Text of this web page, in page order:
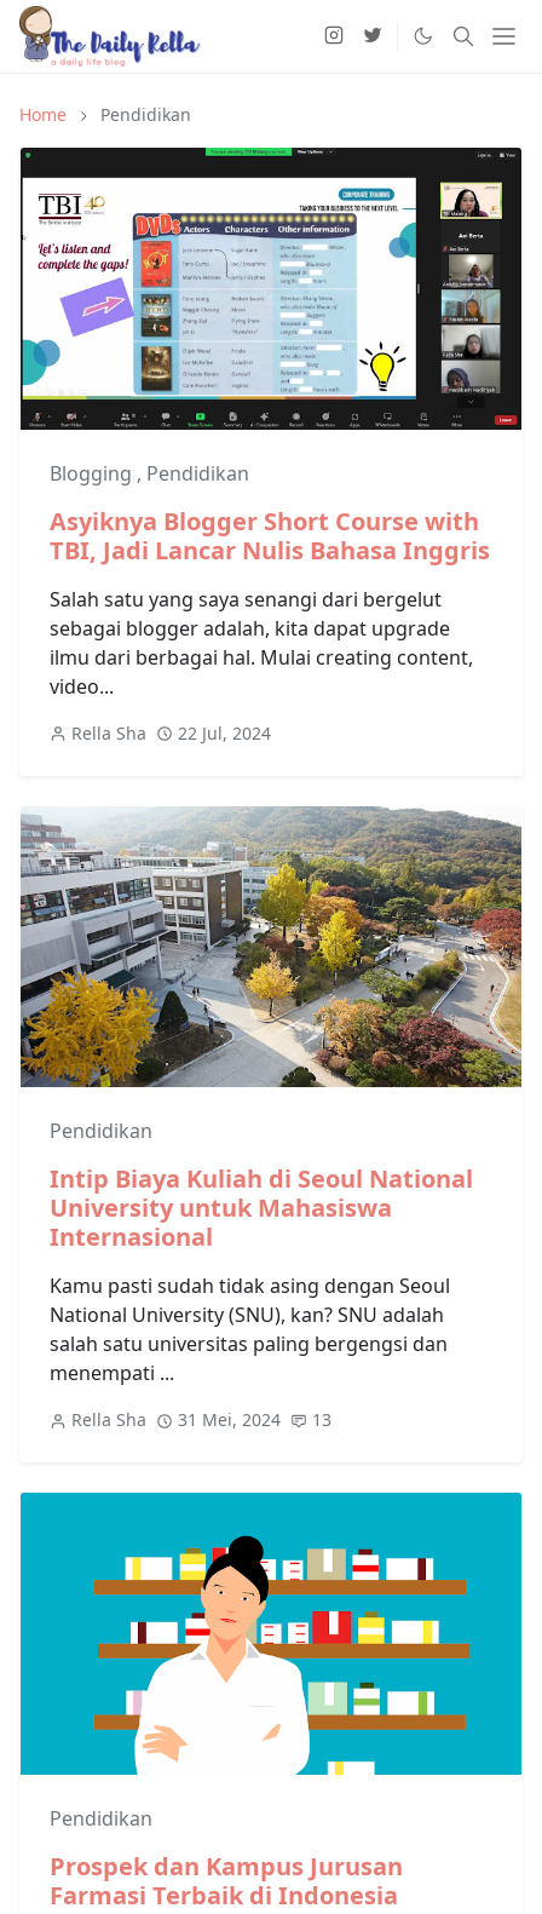
Home Pendidikan
Blogging , Pendidikan
Asyiknya Blogger Short Course with
TBI, Jadi Lancar Nulis Bahasa Inggris
Salah satu yang saya senangi dari bergelut
sebagai blogger adalah, kita dapat upgrade
ilmu dari berbagai hal. Mulai creating content,
video...
Rella Sha 22 Jul, 2024
Pendidikan
Intip Biaya Kuliah di Seoul National
University untuk Mahasiswa
Internasional
Kamu pasti sudah tidak asing dengan Seoul
National University (SNU), kan? SNU adalah
salah satu universitas paling bergengsi dan
menempati ...
Rella Sha 31 Mei, 2024 13
Pendidikan
Prospek dan Kampus Jurusan
Farmasi Terbaik di Indonesia